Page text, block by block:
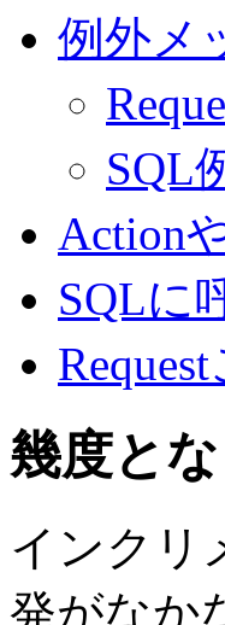
例外メ
SQL
Action
SQLに
幾度と
インクリ
発がなか